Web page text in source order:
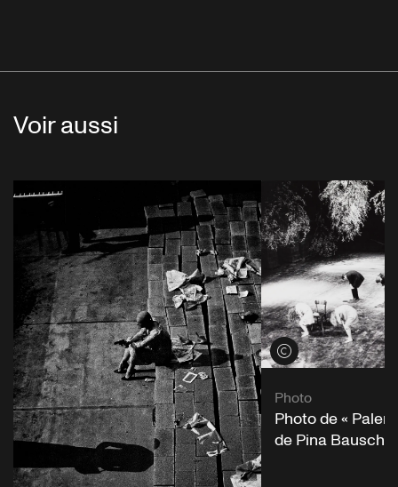
Voir aussi
Voir les crédits
Photo
Photo de «
de Pina Bausch